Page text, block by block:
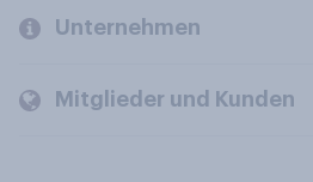
Unternehmen
Mitglieder und Kunden